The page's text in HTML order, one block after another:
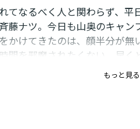
てなるべく人と関わらず、
藤ナツ。今日も山奥のキャ
かけてきたのは、顔半分が無
間を邪魔されたくない。早く
の上話に付き合ううち、彼女は
もっと見る